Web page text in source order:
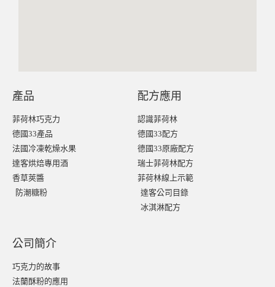
產品
菲荷林巧克力
德國33產品
法國冷凍乾燥水果
達客烘焙專用酒
香草莢醬
防潮糖粉
配方應用
認識菲荷林
德國33配方
德國33原廠配方
瑞士菲荷林配方
菲荷林線上示範
達客公司目錄
冰淇淋配方
公司簡介
巧克力的故事
法蘭酥粉的應用